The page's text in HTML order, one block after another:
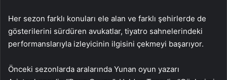
Her sezon farklı konuları ele alan ve farklı şehirlerde de
gösterilerini sürdüren avukatlar, tiyatro sahnelerindeki
performanslarıyla izleyicinin ilgisini çekmeyi başarıyor.
Önceki sezonlarda aralarında Yunan oyun yazarı